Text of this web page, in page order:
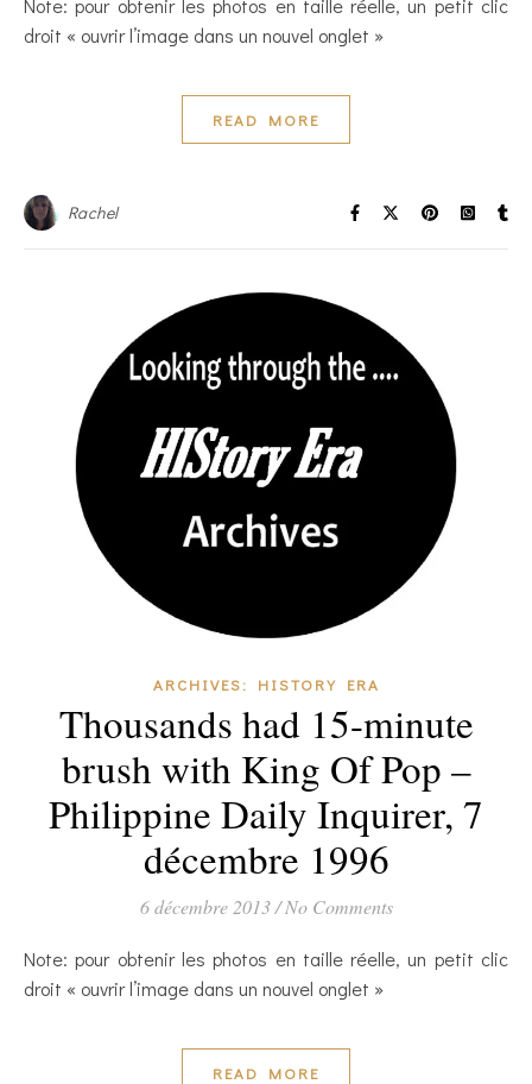
Note: pour obtenir les photos en taille réelle, un petit clic
droit « ouvrir l’image dans un nouvel onglet »
READ MORE
Rachel
ARCHIVES: HISTORY ERA
Thousands had 15-minute
brush with King Of Pop –
Philippine Daily Inquirer, 7
décembre 1996
6 décembre 2013 / No Comments
Note: pour obtenir les photos en taille réelle, un petit clic
droit « ouvrir l’image dans un nouvel onglet »
READ MORE